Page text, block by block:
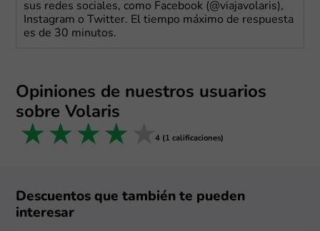
sus redes sociales, como Facebook (@viajavolaris),
Instagram o Twitter. El tiempo máximo de respuesta
es de 30 minutos.
Opiniones de nuestros usuarios
sobre Volaris
5 stars
4 stars
3 stars
2 stars
1 star 4 (1 calificaciones)
Descuentos que también te pueden
interesar